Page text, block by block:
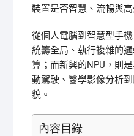
裝置是否智慧、流暢與高
從個人電腦到智慧型手
統籌全局、執行複雜的
算；而新興的NPU，則
動駕駛、醫學影像分析
貌。
內容目錄